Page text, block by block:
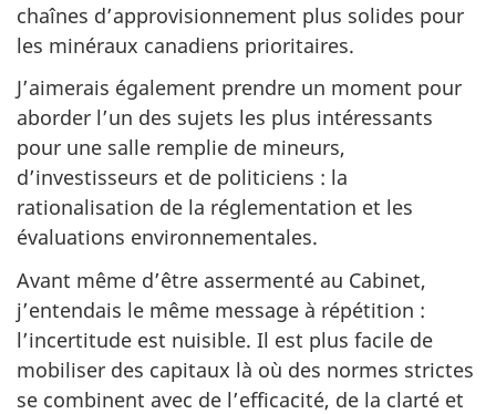
chaînes d’approvisionnement plus solides pour
les minéraux canadiens prioritaires.
J’aimerais également prendre un moment pour
aborder l’un des sujets les plus intéressants
pour une salle remplie de mineurs,
d’investisseurs et de politiciens : la
rationalisation de la réglementation et les
évaluations environnementales.
Avant même d’être assermenté au Cabinet,
j’entendais le même message à répétition :
l’incertitude est nuisible. Il est plus facile de
mobiliser des capitaux là où des normes strictes
se combinent avec de l’efficacité, de la clarté et